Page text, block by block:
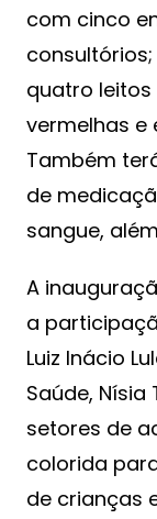
com cinco
quatro
vermelhas e
Também
de
sangue,
A
a
Luiz Inácio
Saúde,
setores de
colorida
de crianças